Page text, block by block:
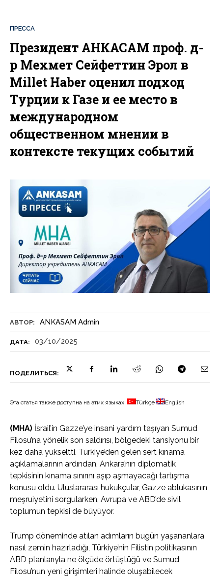
АВТОР: ANKASAM Admin
ДАТА: 03/10/2025
ПОДЕЛИТЬСЯ:
ПРЕССА
Президент АНКАСАМ проф. д-
р Мехмет Сейфеттин Эрол в
Millet Haber оценил подход
Турции к Газе и ее место в
международном
общественном мнении в
контексте текущих событий
Эта статья также доступна на этих языках: Türkçe English
(MHA) İsrail’in Gazze’ye insani yardım taşıyan Sumud
Filosu’na yönelik son saldırısı, bölgedeki tansiyonu bir
kez daha yükseltti. Türkiye’den gelen sert kınama
açıklamalarının ardından, Ankara’nın diplomatik
tepkisinin kınama sınırını aşıp aşmayacağı tartışma
konusu oldu. Uluslararası hukukçular, Gazze ablukasının
meşruiyetini sorgularken, Avrupa ve ABD’de sivil
toplumun tepkisi de büyüyor.
Trump döneminde atılan adımların bugün yaşananlara
nasıl zemin hazırladığı, Türkiye’nin Filistin politikasının
ABD planlarıyla ne ölçüde örtüştüğü ve Sumud
Filosu’nun yeni girişimleri halinde oluşabilecek